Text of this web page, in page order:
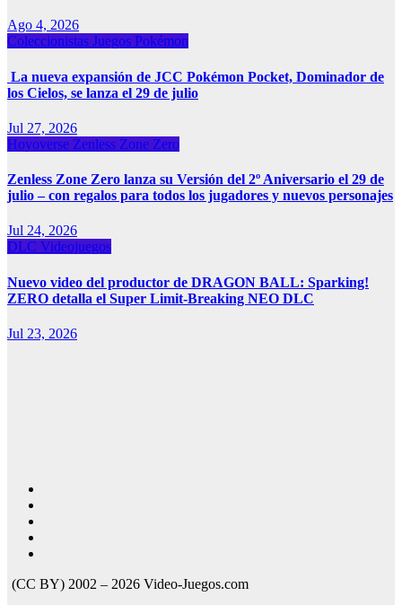
Ago 4, 2026
Coleccionistas Juegos Pokémon
La nueva expansión de JCC Pokémon Pocket, Dominador de
los Cielos, se lanza el 29 de julio
Jul 27, 2026
Hoyoverse Zenless Zone Zero
Zenless Zone Zero lanza su Versión del 2º Aniversario el 29 de
julio – con regalos para todos los jugadores y nuevos personajes
Jul 24, 2026
DLC Videojuegos
Nuevo video del productor de DRAGON BALL: Sparking!
ZERO detalla el Super Limit-Breaking NEO DLC
Jul 23, 2026
(CC BY) 2002 – 2026 Video-Juegos.com